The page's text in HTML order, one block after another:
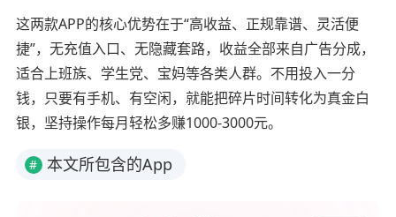
这两款APP的核心优势在于“高收益、正规靠谱、灵活便
捷”，无充值入口、无隐藏套路，收益全部来自广告分成，
适合上班族、学生党、宝妈等各类人群。不用投入一分
钱，只要有手机、有空闲，就能把碎片时间转化为真金白
银，坚持操作每月轻松多赚1000-3000元。
# 本文所包含的App